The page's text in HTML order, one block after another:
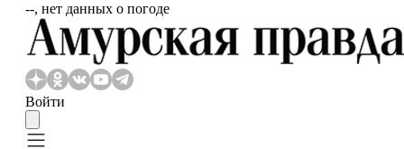
‐‐, нет данных о погоде
Войти